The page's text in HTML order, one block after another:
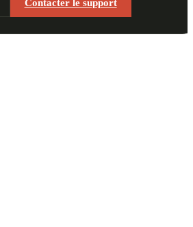
Contacter le support